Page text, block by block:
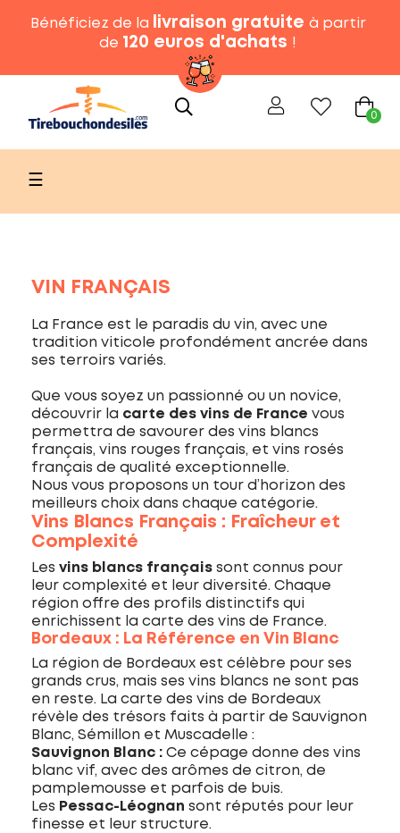
Bénéficiez de la livraison gratuite à partir
de 120 euros d'achats !
0
Basculer
navigation
☰
VIN FRANÇAIS
La France est le paradis du vin, avec une
tradition viticole profondément ancrée dans
ses terroirs variés.
Que vous soyez un passionné ou un novice,
découvrir la carte des vins de France vous
permettra de savourer des vins blancs
français, vins rouges français, et vins rosés
français de qualité exceptionnelle.
Nous vous proposons un tour d’horizon des
meilleurs choix dans chaque catégorie.
Vins Blancs Français : Fraîcheur et
Complexité
Les vins blancs français sont connus pour
leur complexité et leur diversité. Chaque
région offre des profils distinctifs qui
enrichissent la carte des vins de France.
Bordeaux : La Référence en Vin Blanc
La région de Bordeaux est célèbre pour ses
grands crus, mais ses vins blancs ne sont pas
en reste. La carte des vins de Bordeaux
révèle des trésors faits à partir de Sauvignon
Blanc, Sémillon et Muscadelle :
Sauvignon Blanc : Ce cépage donne des vins
blanc vif, avec des arômes de citron, de
pamplemousse et parfois de buis.
Les Pessac-Léognan sont réputés pour leur
finesse et leur structure.